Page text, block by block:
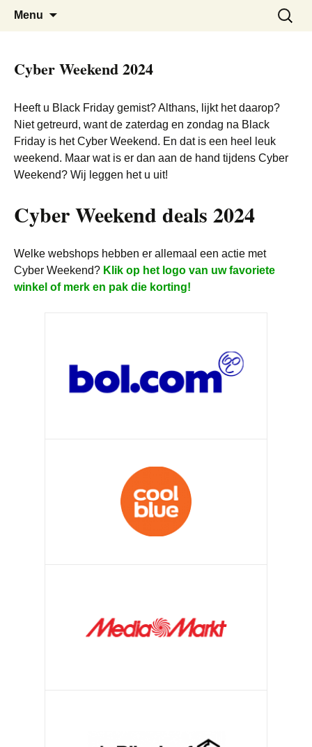
Black Friday Super SALE
De beste kortingen bij elkaar!
Menu
Zoeken
naar:
Cyber Weekend 2024
Heeft u Black Friday gemist? Althans, lijkt het daarop?
Niet getreurd, want de zaterdag en zondag na Black
Friday is het Cyber Weekend. En dat is een heel leuk
weekend. Maar wat is er dan aan de hand tijdens Cyber
Weekend? Wij leggen het u uit!
Cyber Weekend deals 2024
Welke webshops hebben er allemaal een actie met
Cyber Weekend? Klik op het logo van uw favoriete
winkel of merk en pak die korting!